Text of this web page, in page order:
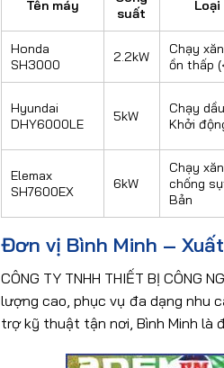
Tên máy
suất
Honda
SH3000
2.2kW
Chạy
ồn thấp
Hyundai
DHY6000LE
5kW
Chạy
Khởi
Elemax
SH7600EX
6kW
Chạy
chống
Bản
Đơn vị Bình Minh –
CÔNG TY TNHH THIẾT BỊ CÔNG
lượng cao, phục vụ đa dạng nhu
trợ kỹ thuật tận nơi, Bình Minh là